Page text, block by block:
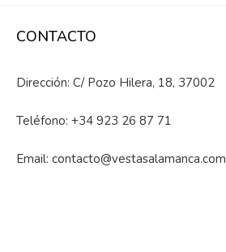
CONTACTO
Dirección: C/ Pozo Hilera, 18, 37002
Teléfono: +34 923 26 87 71
Email: contacto@vestasalamanca.com